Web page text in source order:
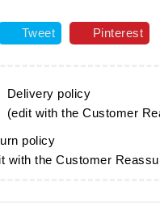
Tweet Pinterest
Delivery policy
(edit with the Customer
policy
with the Customer